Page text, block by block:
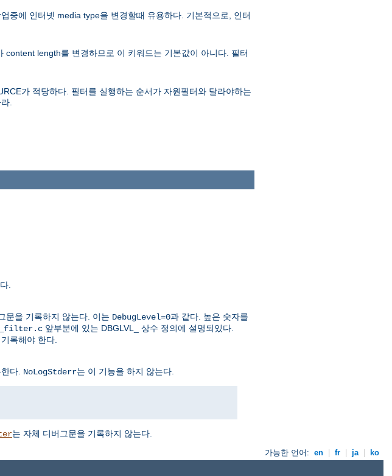
중에 인터넷 media type을 변경할때 유용하다. 기본적으로, 인터
length를 변경하므로 이 키워드는 기본값이 아니다. 필터
가 적당하다. 필터를 실행하는 순서가 자원필터와 달라야하는
.
.
문을 기록하지 않는다. 이는 DebugLevel=0과 같다. 높은 숫자를
앞부분에 있는 DBGLVL_ 상수 정의에 설명되있다.
록해야 한다.
다. NoLogStderr는 이 기능을 하지 않는다.
는 자체 디버그문을 기록하지 않는다.
가능한 언어: en fr ja ko